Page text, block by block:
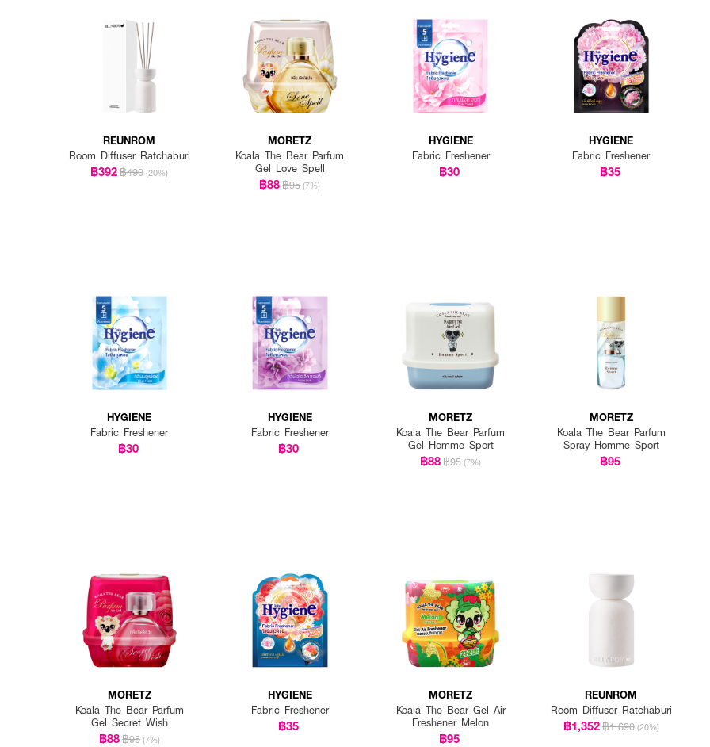
REUNROM
Room Diffuser Ratchaburi
฿392฿490 (20%)
MORETZ
Koala The Bear Parfum
Gel Love Spell
฿88฿95 (7%)
HYGIENE
Fabric Freshener
฿30
HYGIENE
Fabric Freshener
฿35
HYGIENE
Fabric Freshener
฿30
HYGIENE
Fabric Freshener
฿30
MORETZ
Koala The Bear Parfum
Gel Homme Sport
฿88฿95 (7%)
MORETZ
Koala The Bear Parfum
Spray Homme Sport
฿95
MORETZ
Koala The Bear Parfum
Gel Secret Wish
฿88฿95 (7%)
HYGIENE
Fabric Freshener
฿35
MORETZ
Koala The Bear Gel Air
Freshener Melon
฿95
REUNROM
Room Diffuser Ratchaburi
฿1,352฿1,690 (20%)